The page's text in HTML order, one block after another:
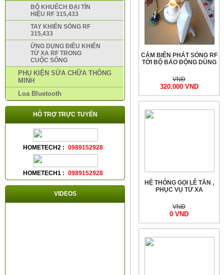
BỘ KHUẾCH ĐẠI TÍN
HIỆU RF 315,433
TAY KHIỂN SÓNG RF
315,433
ỨNG DỤNG ĐIỀU KHIỂN
TỪ XA RF TRONG
CUỘC SỐNG
PHỤ KIỆN SỬA CHỮA THÔNG
MINH
Loa Bluetooth
HỖ TRỢ TRỰC TUYẾN
HOMETECH2 : 0989152928
HOMETECH1 : 0989152928
VIDEOS
CẢM BIẾN PHÁT SÓNG RF
TỚI BỘ BÁO ĐỘNG DÙNG
VNĐ
320.000 VND
HỆ THỐNG GỌI LỄ TÂN ,
PHỤC VỤ TỪ XA
VNĐ
0 VND